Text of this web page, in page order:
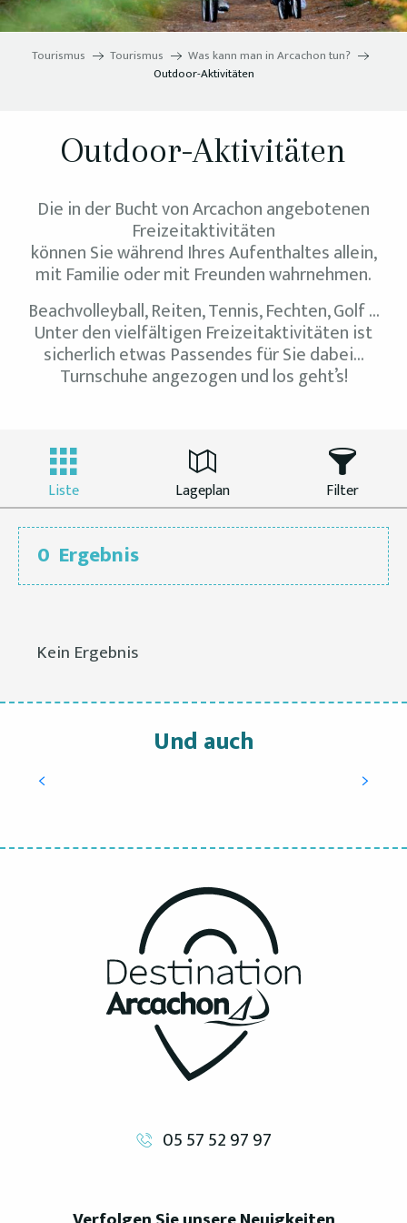
Tourismus Tourismus
Was kann man in Arcachon tun?
Outdoor-Aktivitäten
Outdoor-Aktivitäten
Die in der Bucht von Arcachon angebotenen
Freizeitaktivitäten
können Sie während Ihres Aufenthaltes allein,
mit Familie oder mit Freunden wahrnehmen.
Beachvolleyball, Reiten, Tennis, Fechten, Golf …
Unter den vielfältigen Freizeitaktivitäten ist
sicherlich etwas Passendes für Sie dabei…
Turnschuhe angezogen und los geht’s!
Liste Lageplan Filter
0 Ergebnis
Kein Ergebnis
Und auch
05 57 52 97 97